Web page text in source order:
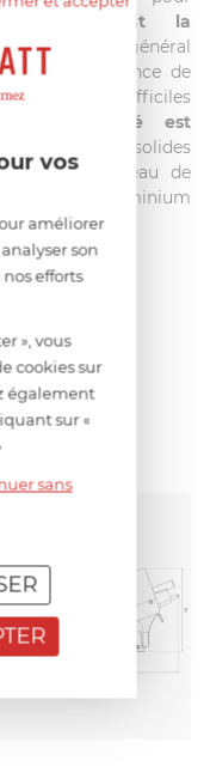
facilement la
nettoyage général
par l’absence de
espaces difficiles
sécurité est
par deux solides
et un anneau de
en aluminium
vos
améliorer
son
efforts
», vous
cookies sur
également
sur «
sans